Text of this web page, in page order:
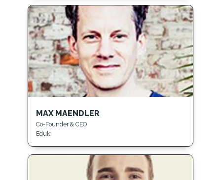
MAX MAENDLER
Co-Founder & CEO
Eduki